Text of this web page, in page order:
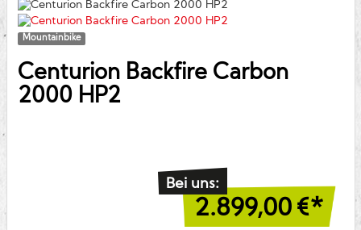
Mountainbike
CenturionBackfire Carbon
2000 HP2
Bei uns:
2.899,00 €*